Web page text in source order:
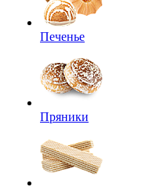
Печенье
Пряники